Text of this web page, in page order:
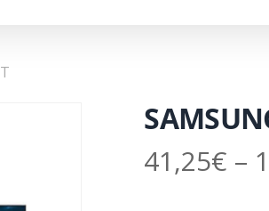
41,25€ –